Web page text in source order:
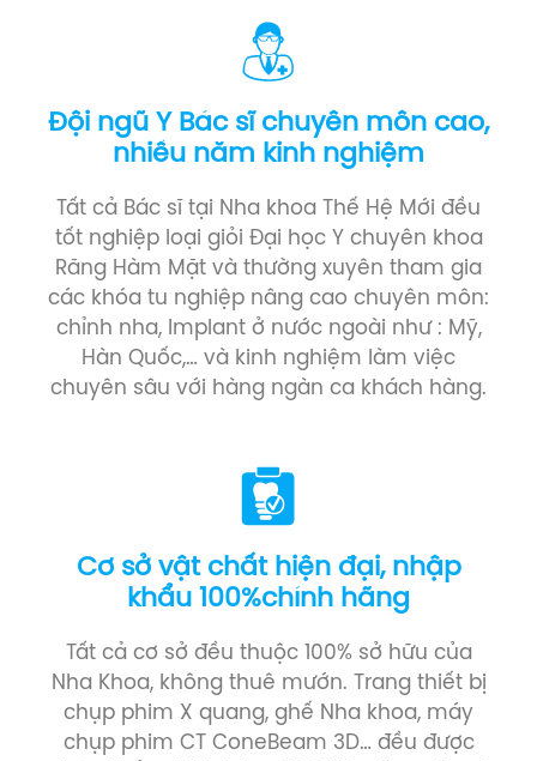
Đội ngũ Y Bác sĩ chuyên môn cao,
nhiều năm kinh nghiệm
Tất cả Bác sĩ tại Nha khoa Thế Hệ Mới đều
tốt nghiệp loại giỏi Đại học Y chuyên khoa
Răng Hàm Mặt và thường xuyên tham gia
các khóa tu nghiệp nâng cao chuyên môn:
chỉnh nha, Implant ở nước ngoài như : Mỹ,
Hàn Quốc,… và kinh nghiệm làm việc
chuyên sâu với hàng ngàn ca khách hàng.
Cơ sở vật chất hiện đại, nhập
khẩu 100%chính hãng
Tất cả cơ sở đều thuộc 100% sở hữu của
Nha Khoa, không thuê mướn. Trang thiết bị
chụp phim X quang, ghế Nha khoa, máy
chụp phim CT ConeBeam 3D… đều được